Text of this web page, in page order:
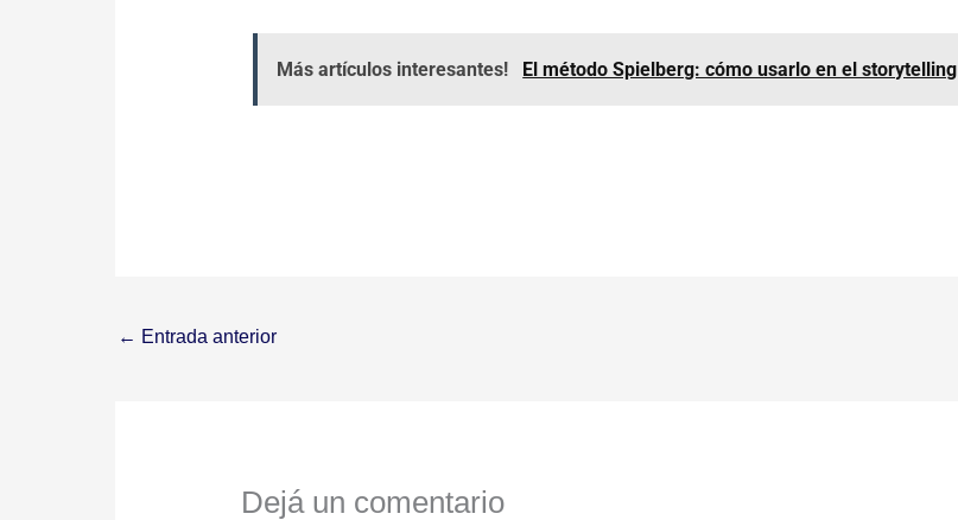
Más artículos interesantes! El método Spielberg: cómo usarlo en el storytelling
← Entrada anterior
Dejá un comentario